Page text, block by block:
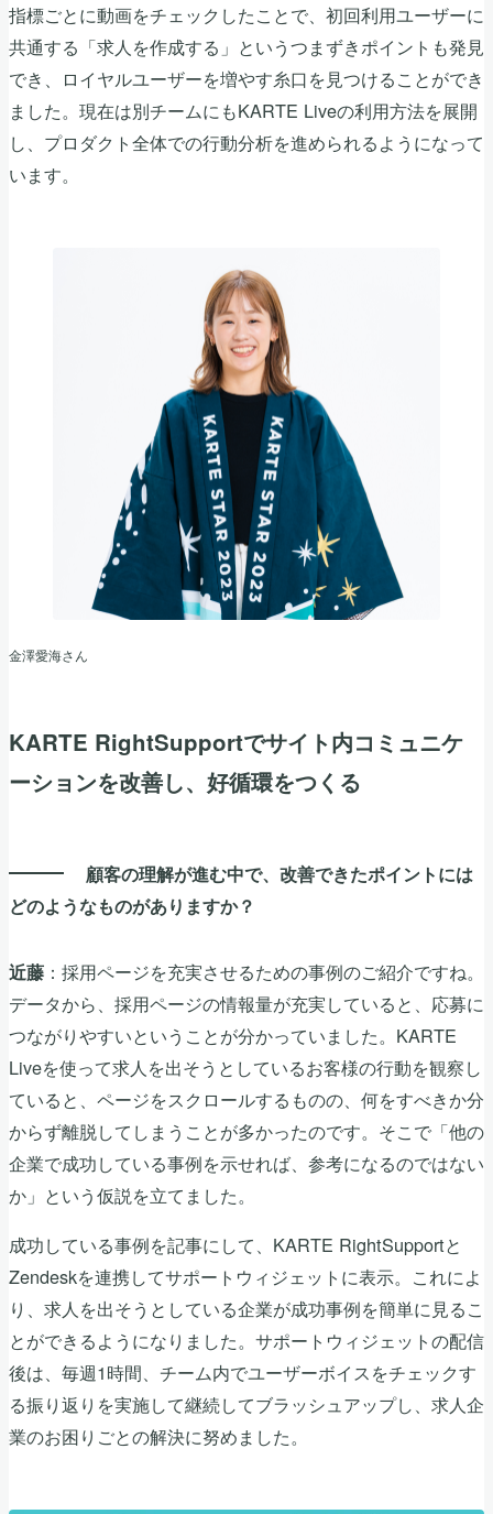
指標ごとに動画をチェックしたことで、初回利用ユーザーに
共通する「求人を作成する」というつまずきポイントも発見
でき、ロイヤルユーザーを増やす糸口を見つけることができ
ました。現在は別チームにもKARTE Liveの利用方法を展開
し、プロダクト全体での行動分析を進められるようになって
います。
金澤愛海さん
KARTE RightSupportでサイト内コミュニケ
ーションを改善し、好循環をつくる
顧客の理解が進む中で、改善できたポイントには
どのようなものがありますか？
近藤 ：採用ページを充実させるための事例のご紹介ですね。
データから、採用ページの情報量が充実していると、応募に
つながりやすいということが分かっていました。KARTE
Liveを使って求人を出そうとしているお客様の行動を観察し
ていると、ページをスクロールするものの、何をすべきか分
からず離脱してしまうことが多かったのです。そこで「他の
企業で成功している事例を示せれば、参考になるのではない
か」という仮説を立てました。
成功している事例を記事にして、KARTE RightSupportと
Zendeskを連携してサポートウィジェットに表示。これによ
り、求人を出そうとしている企業が成功事例を簡単に見るこ
とができるようになりました。サポートウィジェットの配信
後は、毎週1時間、チーム内でユーザーボイスをチェックす
る振り返りを実施して継続してブラッシュアップし、求人企
業のお困りごとの解決に努めました。